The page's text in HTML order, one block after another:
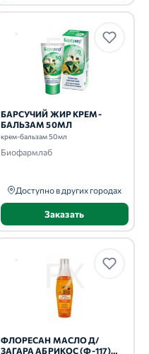
БАРСУЧИЙ ЖИР КРЕМ-
БАЛЬЗАМ 50МЛ
крем-бальзам 50мл
Биофармлаб
Доступно в других городах
Заказать
ФЛОРЕСАН МАСЛО Д/
ЗАГАРА АБРИКОС (Ф-117)